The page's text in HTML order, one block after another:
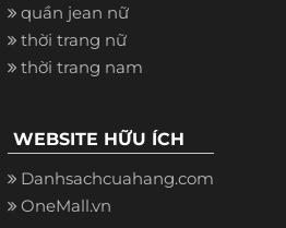
quần jean nữ
thời trang nữ
thời trang nam
WEBSITE HỮU ÍCH
Danhsachcuahang.com
OneMall.vn